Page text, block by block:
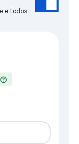
e todos
help